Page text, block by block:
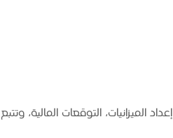
الميزانيات، التوقعات المالية، وتتبع